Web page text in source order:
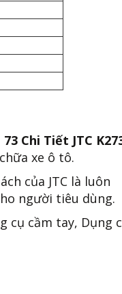
Chi Tiết JTC
xe ô tô.
của JTC là luôn
người tiêu dùng.
cụ cầm tay, Dụng